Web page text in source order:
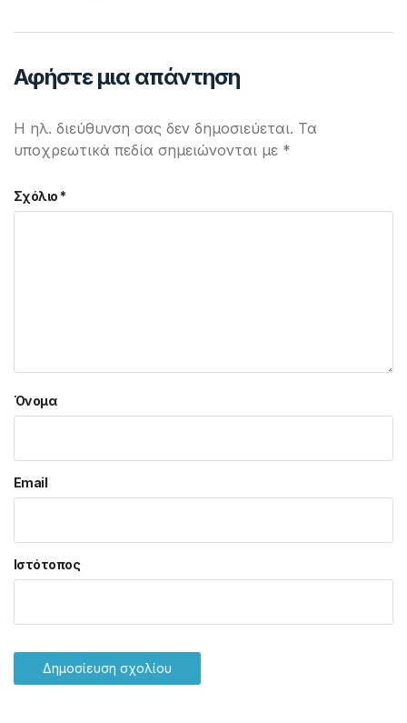
Αφήστε μια απάντηση
Η ηλ. διεύθυνση σας δεν δημοσιεύεται. Τα
υποχρεωτικά πεδία σημειώνονται με *
Σχόλιο*
Όνομα
Email
Ιστότοπος